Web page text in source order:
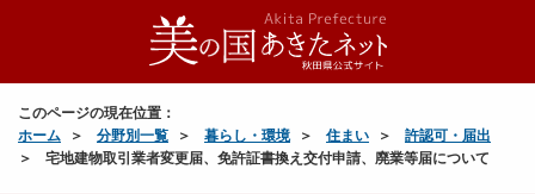
このページの現在位置：
ホーム
分野別一覧 暮らし・環境 住まい
許認可・届出
宅地建物取引業者変更届、免許証書換え交付申請、廃業等届について